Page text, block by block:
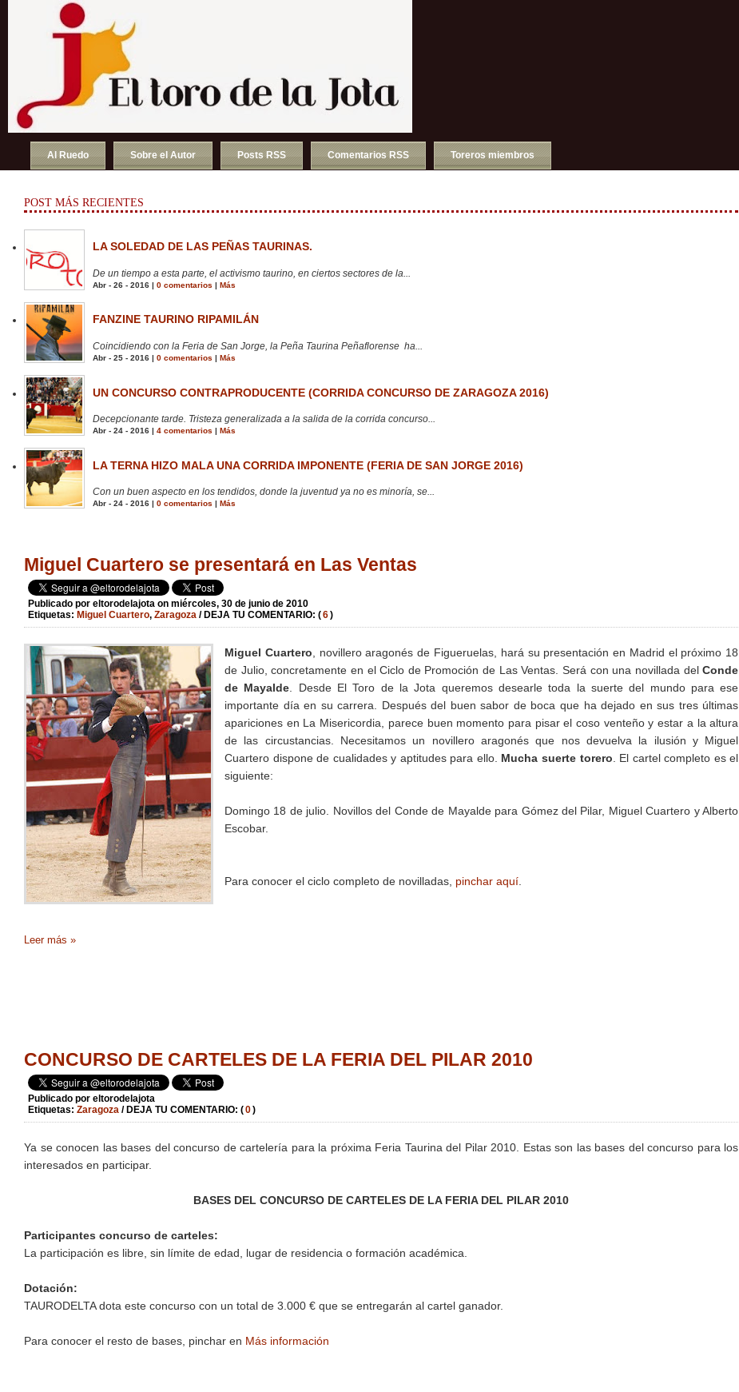
Al Ruedo Sobre el Autor Posts RSS Comentarios RSS Toreros miembros
POST MÁS RECIENTES
LA SOLEDAD DE LAS PEÑAS TAURINAS.
De un tiempo a esta parte, el activismo taurino, en ciertos sectores de la...
Abr - 26 - 2016 | 0 comentarios | Más
FANZINE TAURINO RIPAMILÁN
Coincidiendo con la Feria de San Jorge, la Peña Taurina Peñaflorense ha...
Abr - 25 - 2016 | 0 comentarios | Más
UN CONCURSO CONTRAPRODUCENTE (CORRIDA CONCURSO DE ZARAGOZA 2016)
Decepcionante tarde. Tristeza generalizada a la salida de la corrida concurso...
Abr - 24 - 2016 | 4 comentarios | Más
LA TERNA HIZO MALA UNA CORRIDA IMPONENTE (FERIA DE SAN JORGE 2016)
Con un buen aspecto en los tendidos, donde la juventud ya no es minoría, se...
Abr - 24 - 2016 | 0 comentarios Más
Miguel Cuartero se presentará en Las Ventas
Publicado por eltorodelajota on miércoles, 30 de junio de 2010
Etiquetas: Miguel Cuartero, Zaragoza / DEJA TU COMENTARIO: (6)
Miguel Cuartero , novillero aragonés de Figueruelas, hará su presentación en Madrid el próximo 18
de Julio, concretamente en el Ciclo de Promoción de Las Ventas. Será con una novillada delConde
de Mayalde . Desde El Toro de la Jota queremos desearle toda la suerte del mundo para ese
importante día en su carrera. Después del buen sabor de boca que ha dejado en sus tres últimas
apariciones en La Misericordia, parece buen momento para pisar el coso venteño y estar a la altura
de las circustancias. Necesitamos un novillero aragonés que nos devuelva la ilusión y Miguel
Cuartero dispone de cualidades y aptitudes para ello. Mucha suerte torero . El cartel completo es el
siguiente:
Domingo 18 de julio. Novillos del Conde de Mayalde para Gómez del Pilar, Miguel Cuartero y Alberto
Escobar.
Para conocer el ciclo completo de novilladas, pinchar aquí
Leer más »
CONCURSO DE CARTELES DE LA FERIA DEL PILAR 2010
Publicado por eltorodelajota
Etiquetas: Zaragoza / DEJA TU COMENTARIO: (0)
Ya se conocen las bases del concurso de cartelería para la próxima Feria Taurina del Pilar 2010. Estas son las bases del concurso para los
interesados en participar.
BASES DEL CONCURSO DE CARTELES DE LA FERIA DEL PILAR 2010
Participantes concurso de carteles:
La participación es libre, sin límite de edad, lugar de residencia o formación académica.
Dotación:
TAURODELTA dota este concurso con un total de 3.000 € que se entregarán al cartel ganador.
Para conocer el resto de bases, pinchar en Más información